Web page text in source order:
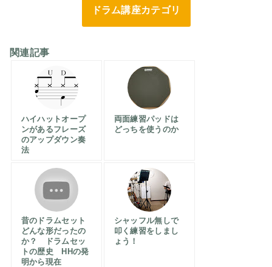
ドラム講座カテゴリ
関連記事
ハイハットオープ
ンがあるフレーズ
のアップダウン奏
法
両面練習パッドは
どっちを使うのか
昔のドラムセット
どんな形だったの
か？ ドラムセッ
トの歴史 HHの発
明から現在
シャッフル無しで
叩く練習をしまし
ょう！